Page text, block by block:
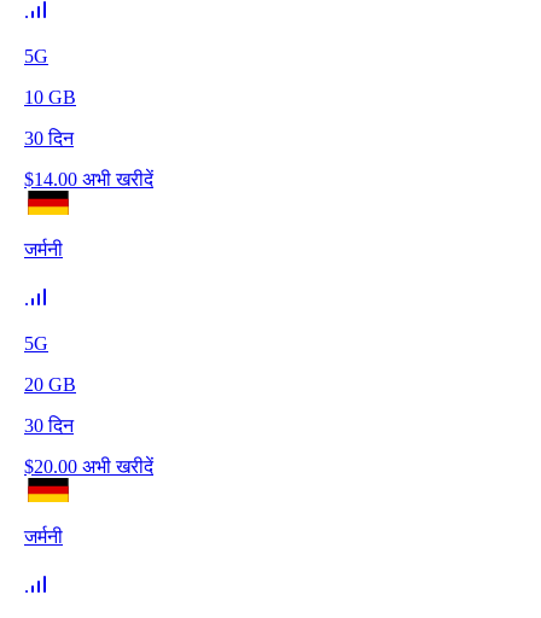
5G
10 GB
30 दिन
$14.00 अभी खरीदें
जर्मनी
5G
20 GB
30 दिन
$20.00 अभी खरीदें
जर्मनी